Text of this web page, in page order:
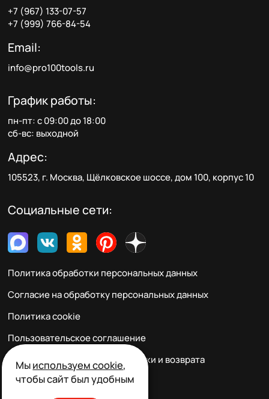
+7 (967) 133-07-57
+7 (999) 766-84-54
Email:
info@pro100tools.ru
График работы:
пн-пт: с 09:00 до 18:00
сб-вс: выходной
Адрес:
105523, г. Москва, Щёлковское шоссе, дом 100, корпус 10
Социальные сети:
Политика обработки персональных данных
Согласие на обработку персональных данных
Политика cookie
Пользовательское соглашение
Правила заказа, оплаты, доставки и возврата
Реквизиты и контакты
Мыиспользуем cookie,
чтобы сайт был удобным